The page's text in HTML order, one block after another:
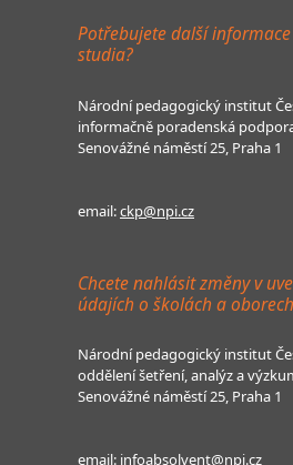
Potřebujete další
studia?
Národní pedagogický institut
informačně poradenská
Senovážné náměstí 25, Praha 1
email:ckp@npi.cz
Chcete nahlásit změny v
údajích o školách a
Národní pedagogický institut
oddělení šetření, analýz a
Senovážné náměstí 25, Praha 1
email: infoabsolvent@npi.cz